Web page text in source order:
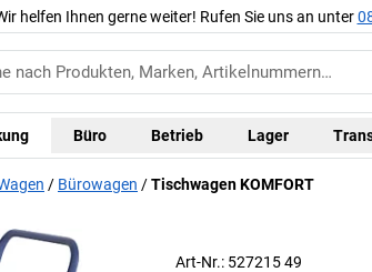
helfen Ihnen gerne weiter! Rufen Sie uns an unter
Büro Betrieb Lager
Bürowagen Tischwagen KOMFORT
Art-Nr.: 527215 49